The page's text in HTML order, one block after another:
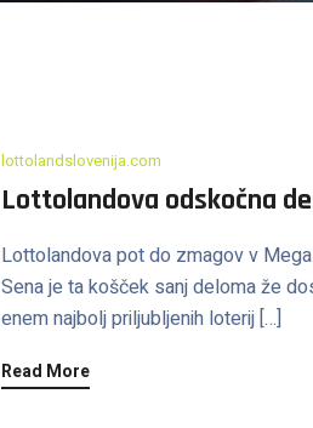
lottolandslovenija.com
Lottolandova odskočna
Lottolandova pot do zmagov v
Sena je ta košček sanj deloma že
enem najbolj priljubljenih loterij […]
Read More